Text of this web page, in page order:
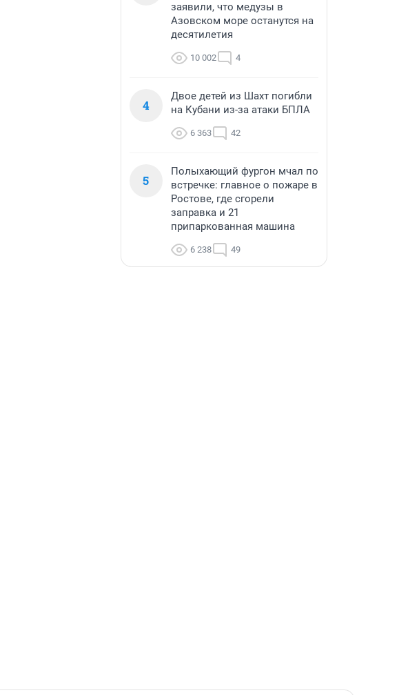
заявили, что медузы в
Азовском море останутся на
десятилетия
10 002 4
4
Двое детей из Шахт погибли
на Кубани из-за атаки БПЛА
6 363 42
5
Полыхающий фургон мчал по
встречке: главное о пожаре в
Ростове, где сгорели
заправка и 21
припаркованная машина
6 238 49